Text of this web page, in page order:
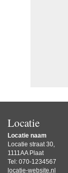
Locatie
Locatie naam
Locatie straat 30,
1111AA Plaat
Tel: 070-1234567
locatie-website.nl